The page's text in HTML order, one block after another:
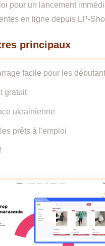
pour un lancement
en ligne depuis LP-
principaux
facile pour les
gratuit
ukrainienne
prêts à l'emploi